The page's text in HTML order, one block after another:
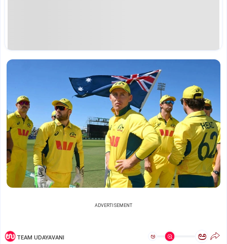
ADVERTISEMENT
TEAM UDAYAVANI ಅ ಅ